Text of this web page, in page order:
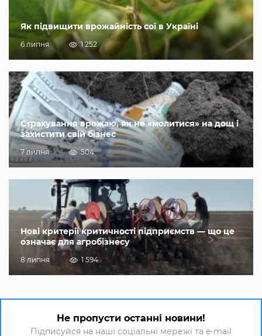
Як підвищити врожайність сої в Україні
6 липня 1 252
Страхування врожаю, як не «молитися» на дощ і
захистити свій бізнес
7 липня 504
Нові критерії критичності підприємств — що це
означає для агробізнесу
8 липня 1 594
Не пропусти останні новини!
Підписуйся на наші соціальні мережі та e-mail